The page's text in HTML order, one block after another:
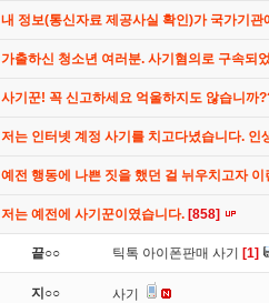
내 정보(통신자료 제공사실 확인)가 국가기
가출하신 청소년 여러분. 사기혐의로 구속되
사기꾼! 꼭 신고하세요 억울하지도 않습니까
저는 인터넷 계정 사기를 치고다녔습니다.
예전 행동에 나쁜 짓을 했던 걸 뉘우치고자 이
저는 예전에 사기꾼이였습니다. [858]
끝○○ 틱톡 아이폰판매 사기 [1]
지○○ 사기